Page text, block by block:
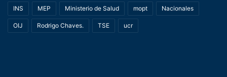
INS MEP Ministerio de Salud mopt Nacionales
OIJ Rodrigo Chaves. TSE ucr